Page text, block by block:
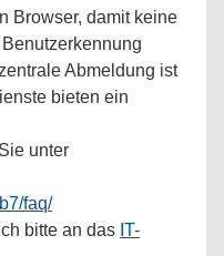
Browser, damit keine
Abmeldung ist
bieten ein
unter
faq/
bitte an das IT-